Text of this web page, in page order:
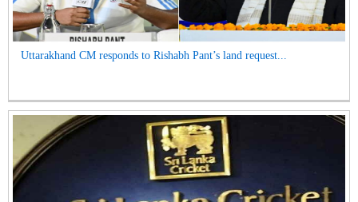
Uttarakhand CM responds to Rishabh Pant’s land request...